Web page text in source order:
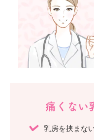
痛くない
乳房を挟まな